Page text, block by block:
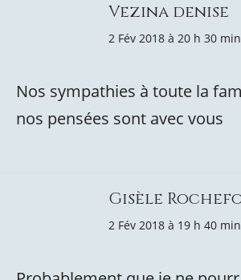
Vezina denise
2 Fév 2018 à 20 h 30 min
Nos sympathies à toute la
nos pensées sont avec vous
Gisèle
2 Fév 2018 à 19 h 40 min